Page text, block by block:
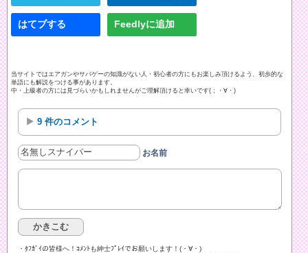
はてブする Feedlyに追加
当サイトではエアガンやサバゲーの知識がない人・初心者の方にもお楽しみ頂けるよう、初歩的な
単語にも解説をつける事があります。
中・上級者の方には見づらいかもしれませんがご理解頂けると幸いです(；・∀・)
9 件のコメント
お名前
・ﾀﾌｶﾞｲの皆様へ！ｺﾒﾝﾄも紳士ﾌﾟﾚｲでお願いします！(・∀・)ゞ